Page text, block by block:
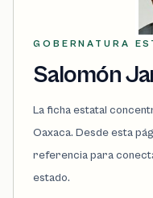
GOBERNATURA
Salomón
La ficha estatal
Oaxaca. Desde esta
referencia para
estado.